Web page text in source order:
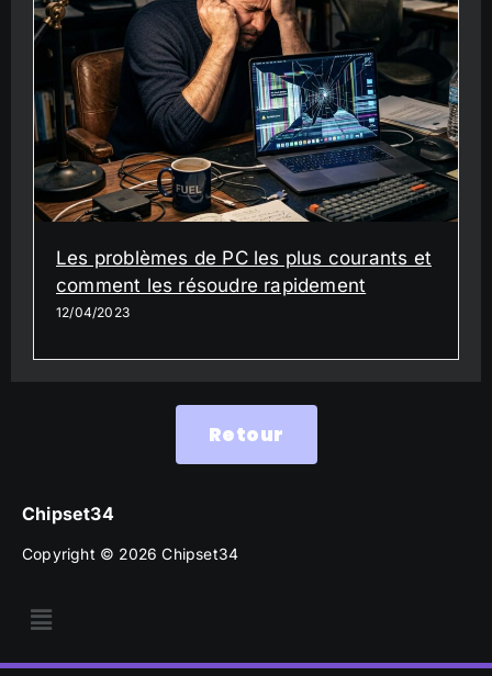
Les problèmes de PC les plus courants et
comment les résoudre rapidement
12/04/2023
Retour
Chipset34
Copyright © 2026 Chipset34